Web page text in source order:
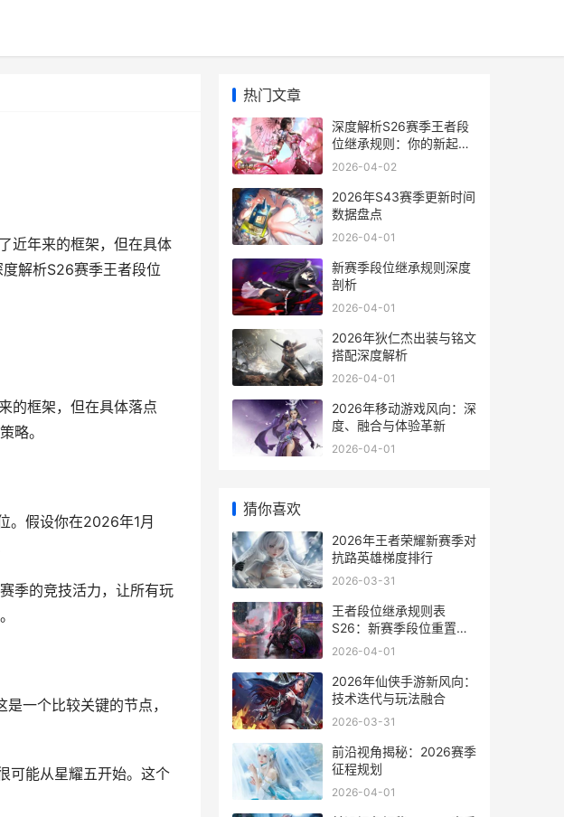
近年来的框架，但在具体
解析S26赛季王者段位
的框架，但在具体落点
略。
。假设你在2026年1月
季的竞技活力，让所有玩
一个比较关键的节点，
可能从星耀五开始。这个
热门文章
深度解析S26赛季王者段
位继承规则：你的新起点
在哪里
2026-04-02
2026年S43赛季更新时间
数据盘点
2026-04-01
新赛季段位继承规则深度
剖析
2026-04-01
2026年狄仁杰出装与铭文
搭配深度解析
2026-04-01
2026年移动游戏风向：深
度、融合与体验革新
2026-04-01
猜你喜欢
2026年王者荣耀新赛季对
抗路英雄梯度排行
2026-03-31
王者段位继承规则表
S26：新赛季段位重置机
制详解
2026-04-01
2026年仙侠手游新风向：
技术迭代与玩法融合
2026-03-31
前沿视角揭秘：2026赛季
征程规划
2026-04-01